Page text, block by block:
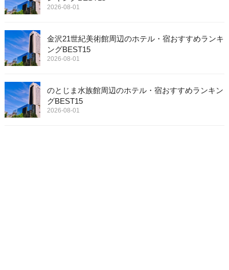
2026-08-01
金沢21世紀美術館周辺のホテル・宿おすすめランキ
ングBEST15
2026-08-01
のとじま水族館周辺のホテル・宿おすすめランキン
グBEST15
2026-08-01